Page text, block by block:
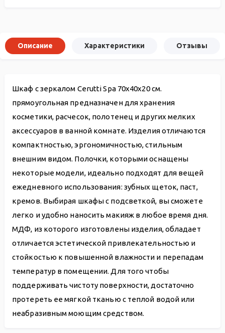
Описание Характеристики Отзывы
Шкаф с зеркалом Cerutti Spa 70x40x20 см.
прямоугольная предназначен для хранения
косметики, расчесок, полотенец и других мелких
аксессуаров в ванной комнате. Изделия отличаются
компактностью, эргономичностью, стильным
внешним видом. Полочки, которыми оснащены
некоторые модели, идеально подходят для вещей
ежедневного использования: зубных щеток, паст,
кремов. Выбирая шкафы с подсветкой, вы сможете
легко и удобно наносить макияж в любое время дня.
МДФ, из которого изготовлены изделия, обладает
отличается эстетической привлекательностью и
стойкостью к повышенной влажности и перепадам
температур в помещении. Для того чтобы
поддерживать чистоту поверхности, достаточно
протереть ее мягкой тканью с теплой водой или
неабразивным моющим средством.